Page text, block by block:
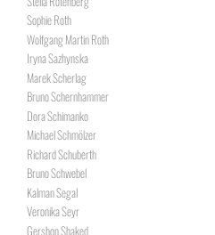
Sophie Roth
Wolfgang Martin Roth
Iryna Sazhynska
Marek Scherlag
Bruno Schernhammer
Dora Schimanko
Michael Schmölzer
Richard Schuberth
Bruno Schwebel
Kalman Segal
Veronika Seyr
Gershon Shaked